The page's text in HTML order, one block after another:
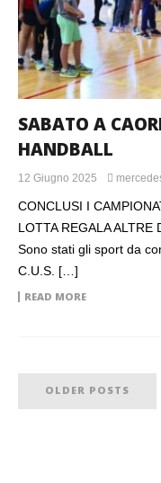
SABATO A
HANDBALL
12 Giugno 2025
CONCLUSI I
LOTTA REGALA ALTRE
Sono stati gli sport da
C.U.S. […]
READ MORE
OLDER POSTS